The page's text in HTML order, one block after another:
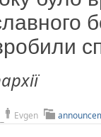
Evgen